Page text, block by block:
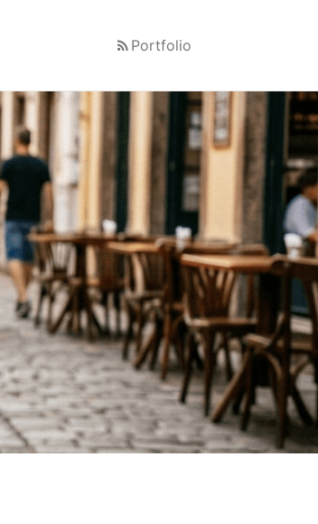
Portfolio